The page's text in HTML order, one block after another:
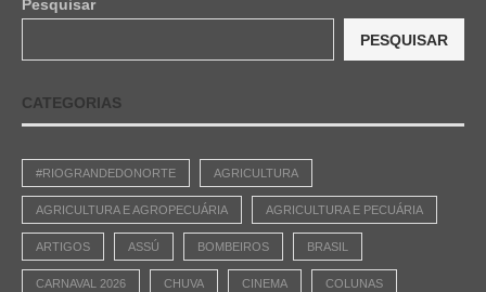
Pesquisar
PESQUISAR
CATEGORIAS
#RIOGRANDEDONORTE AGRICULTURA
AGRICULTURA E AGROPECUÁRIA AGRICULTURA E PECUÁRIA
ARTIGOS ASSÚ BOMBEIROS BRASIL
CARNAVAL 2026 CHUVA CINEMA COLUNAS